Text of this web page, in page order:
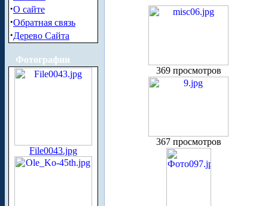
·О сайте
·Обратная связь
·Дерево Сайта
Фотографии
File0043.jpg
369 просмотров
367 просмотров